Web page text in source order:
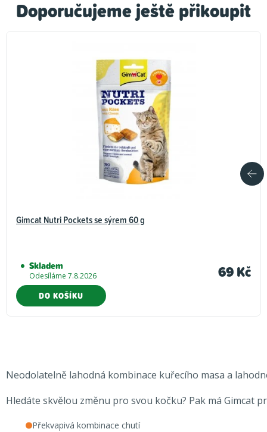
Doporučujeme ještě přikoupit
Gimcat Nutri Pockets se sýrem 60 g
Skladem
Odesíláme 7.8.2026 69 Kč
DO KOŠÍKU
Neodolatelně lahodná kombinace kuřecího masa a
Hledáte skvělou změnu pro svou kočku? Pak má Gimcat
Překvapivá kombinace chutí